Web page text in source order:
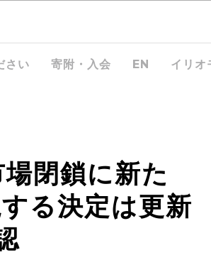
さい 寄附・入会 EN イリオ
閉鎖に新た
る決定は更新